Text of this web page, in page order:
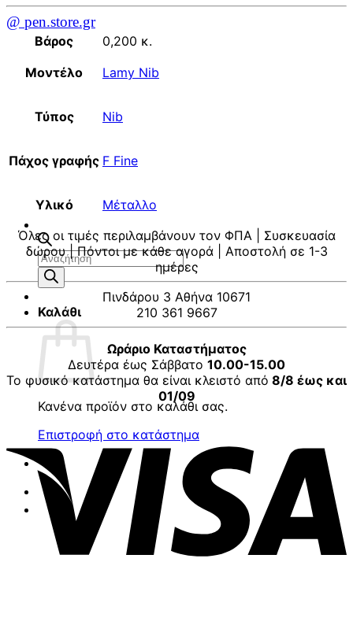
Αναζήτηση
προϊόντων
Καλάθι
Κανένα προϊόν στο καλάθι σας.
Επιστροφή στο κατάστημα
@ pen.store.gr
Βάρος
0,200 κ.
Μοντέλο
Lamy Nib
Τύπος Nib
Πάχος γραφής F Fine
Υλικό
Μέταλλο
Όλες οι τιμές περιλαμβάνουν τον ΦΠΑ | Συσκευασία
δώρου | Πόντοι με κάθε αγορά | Αποστολή σε 1-3
ημέρες
Πινδάρου 3 Αθήνα 10671
210 361 9667
Ωράριο Καταστήματος
Δευτέρα έως Σάββατο 10.00-15.00
Το φυσικό κατάστημα θα είναι κλειστό από 8/8 έως και
01/09